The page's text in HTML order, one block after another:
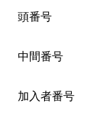
頭番号
中間番号
加入者番号